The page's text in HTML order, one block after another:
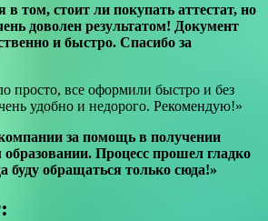
в том, стоит ли покупать аттестат, но
доволен результатом! Документ
и быстро. Спасибо за
просто, все оформили быстро и без
удобно и недорого. Рекомендую!»
за помощь в получении
Процесс прошел гладко
буду обращаться только сюда!»